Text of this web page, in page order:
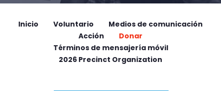
Inicio Voluntario
Medios de comunicación
Acción
Donar
Términos de mensajería móvil
2026 Precinct Organization